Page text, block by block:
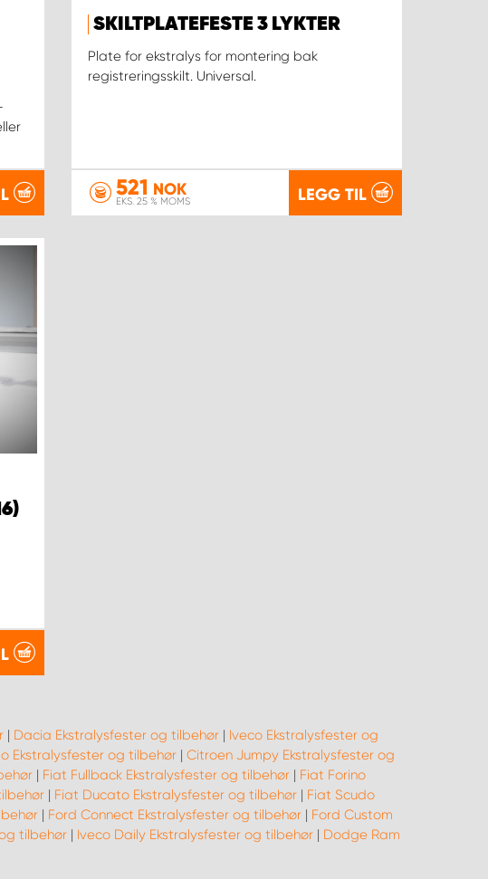
SKILTPLATEFESTE 3 LYKTER
Plate for ekstralys for montering bak
registreringsskilt. Universal.
521 NOK
EKS. 25 % MOMS LEGG TIL
| Dacia Ekstralysfester og tilbehør| Iveco Ekstralysfester og
Ekstralysfester og tilbehør | Citroen Jumpy Ekstralysfester og
| Fiat Fullback Ekstralysfester og tilbehør | Fiat Forino
| Fiat Ducato Ekstralysfester og tilbehør | Fiat Scudo
| Ford Connect Ekstralysfester og tilbehør | Ford Custom
tilbehør | Iveco Daily Ekstralysfester og tilbehør | Dodge Ram